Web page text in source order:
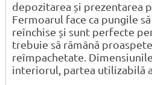
depozitarea și prezentarea
Fermoarul face ca pungile
reînchise și sunt perfecte
trebuie să rămână
reîmpachetate.
interiorul, partea utilizabilă